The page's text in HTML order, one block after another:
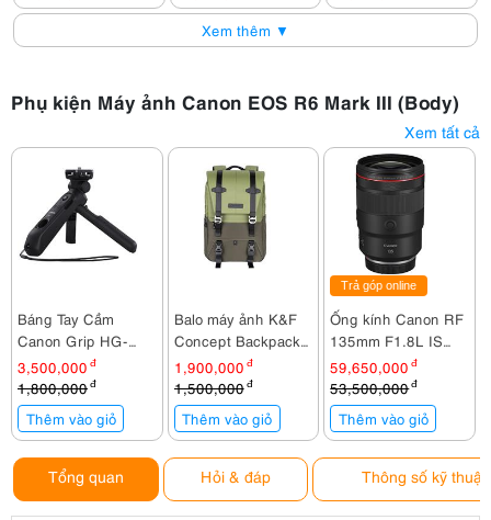
Xem thêm ▼
Phụ kiện Máy ảnh Canon EOS R6 Mark III (Body)
Xem tất cả
Báng Tay Cầm
Canon Grip HG-
100TBR cho R50,
M200, M50, G7 X
Mark III, G5 X Mark
II
3,500,000 đ
1,800,000đ
Thêm vào giỏ
Balo máy ảnh K&F
Concept Backpack
KF13.087AV2
1,900,000 đ
1,500,000 đ
Thêm vào giỏ
Trả góp online
Ống kính Canon RF
135mm F1.8L IS
USM
59,650,000 đ
53,500,000đ
Thêm vào giỏ
Tổng quan Hỏi & đáp Thông số kỹ thuật